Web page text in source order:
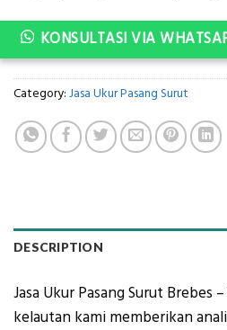
KONSULTASI VIA
Category: Jasa Ukur Pasang Surut
DESCRIPTION
Jasa Ukur Pasang Surut Brebes
kelautan kami memberikan